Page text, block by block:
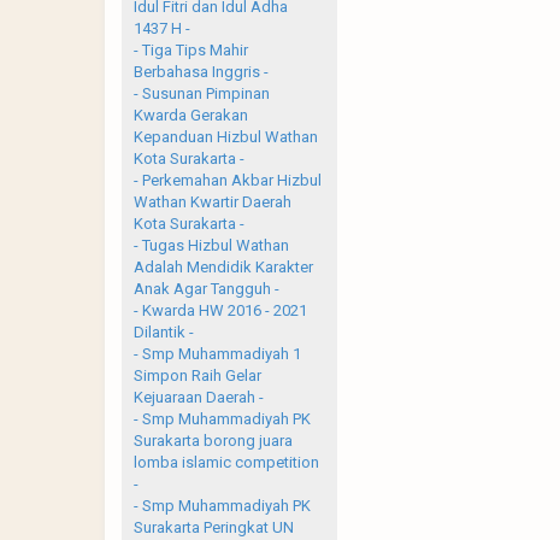
Idul Fitri dan Idul Adha
1437 H -
- Tiga Tips Mahir
Berbahasa Inggris -
- Susunan Pimpinan
Kwarda Gerakan
Kepanduan Hizbul Wathan
Kota Surakarta -
- Perkemahan Akbar Hizbul
Wathan Kwartir Daerah
Kota Surakarta -
- Tugas Hizbul Wathan
Adalah Mendidik Karakter
Anak Agar Tangguh -
- Kwarda HW 2016 - 2021
Dilantik -
- Smp Muhammadiyah 1
Simpon Raih Gelar
Kejuaraan Daerah -
- Smp Muhammadiyah PK
Surakarta borong juara
lomba islamic competition
-
- Smp Muhammadiyah PK
Surakarta Peringkat UN